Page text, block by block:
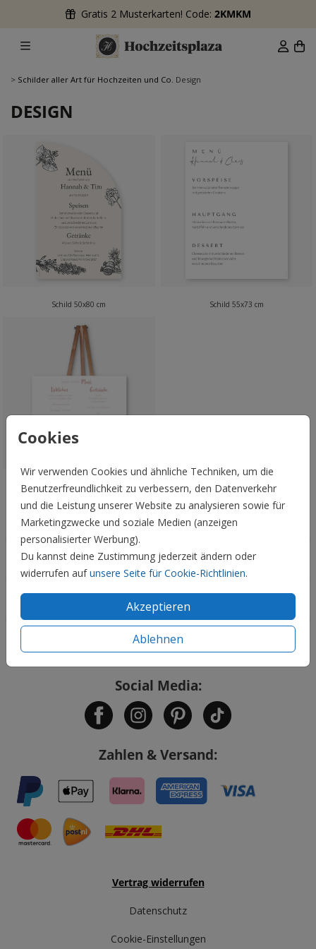
Gratis 2 Musterkarten! Code: 2KMKM
Cookies
Wir verwenden Cookies und ähnliche Techniken, um die
Benutzerfreundlichkeit zu verbessern, den Datenverkehr
und die Leistung unserer Website zu analysieren sowie für
Marketingzwecke und soziale Medien (anzeigen
personalisierter Werbung).
Du kannst deine Zustimmung jederzeit ändern oder
widerrufen aufunsere Seite für Cookie-Richtlinien.
Akzeptieren
Ablehnen
> Schilder aller Art für Hochzeiten und Co. Design
DESIGN
Schild 50x80 cm Schild 55x73 cm
Schild 60x40 cm
Hochzeit
Familie & Feiertage
Informationen
Social Media:
Zahlen & Versand:
Vertrag widerrufen
Datenschutz
Cookie-Einstellungen